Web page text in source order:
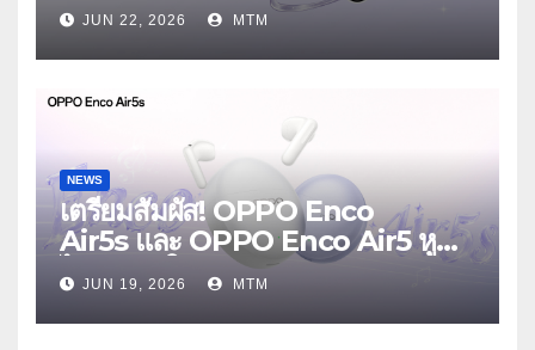
งาน OPPO Reno16 Series 5G
Launch Event 25 มิถุนายนนี้
JUN 22, 2026 MTM
NEWS
เตรียมสัมผัส! OPPO Enco
Air5s และ OPPO Enco Air5 หูฟัง
ไร้สายรุ่นใหม่ล่าสุด มาพร้อมระบบ
ตัดเสียงรบกวน เบาสบายเหมือนไม่ได้
ใส่
JUN 19, 2026 MTM